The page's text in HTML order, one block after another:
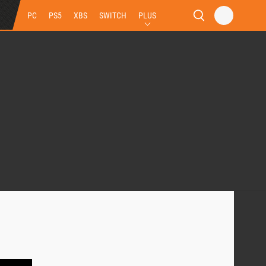
PC PS5 XBS SWITCH PLUS